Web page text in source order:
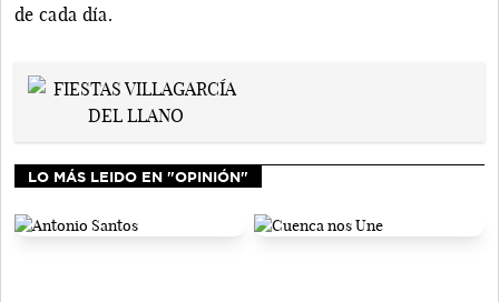
de cada día.
LO MÁS LEIDO EN "OPINIÓN"